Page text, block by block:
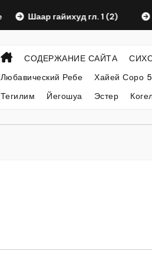
Шаар гайихуд гл. 1 (2)
СОДЕРЖАНИЕ САЙТА
Любавический Ребе
Хайей Соро
Тегилим
Йегошуа Эстер